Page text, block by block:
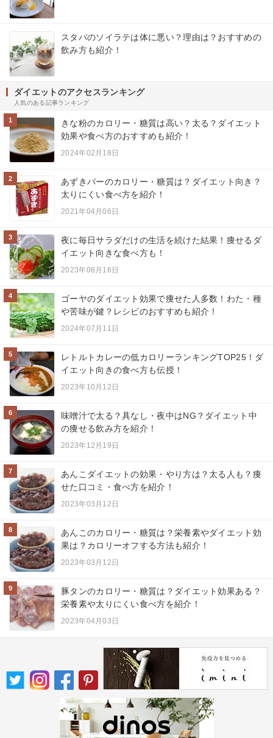
スタバのソイラテは体に悪い？理由は？おすすめの
飲み方も紹介！
ダイエットのアクセスランキング
人気のある記事ランキング
1
きな粉のカロリー・糖質は高い？太る？ダイエット
効果や食べ方のおすすめも紹介！
2024年02月18日
2
あずきバーのカロリー・糖質は？ダイエット向き？
太りにくい食べ方を紹介！
2021年04月06日
3
夜に毎日サラダだけの生活を続けた結果！痩せるダ
イエット向きな食べ方も！
2023年08月16日
4
ゴーヤのダイエット効果で痩せた人多数！わた・種
や苦味が鍵？レシピのおすすめも紹介！
2024年07月11日
5
レトルトカレーの低カロリーランキングTOP25！ダ
イエット向きの食べ方も伝授！
2023年10月12日
6
味噌汁で太る？具なし・夜中はNG？ダイエット中
の痩せる飲み方を紹介！
2023年12月19日
7
あんこダイエットの効果・やり方は？太る人も？痩
せた口コミ・食べ方を紹介！
2023年03月12日
8
あんこのカロリー・糖質は？栄養素やダイエット効
果は？カロリーオフする方法も紹介！
2023年03月12日
9
豚タンのカロリー・糖質は？ダイエット効果ある？
栄養素や太りにくい食べ方を紹介！
2023年04月03日